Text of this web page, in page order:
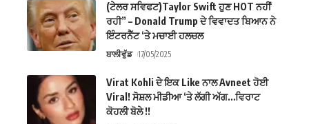
(ਟੇਲਰ ਸਵਿਫਟ)Taylor Swift ਹੁਣ HOT ਨਹੀਂ
ਰਹੀ” – Donald Trump ਦੇ ਵਿਵਾਦਤ ਬਿਆਨ ਨੇ
ਇੰਟਰਨੈੱਟ ‘ਤੇ ਮਚਾਈ ਹਲਚਲ
ਬਾਲੀਵੁੱਡ 17/05/2025
Virat Kohli ਦੇ ਇਕ Like ਨਾਲ Avneet ਹੋਈ
Viral! ਸੋਸ਼ਲ ਮੀਡੀਆ ‘ਤੇ ਲੱਗੀ ਅੱਗ…ਵਿਰਾਟ
ਕੋਹਲੀ ਬੋਲੇ !!